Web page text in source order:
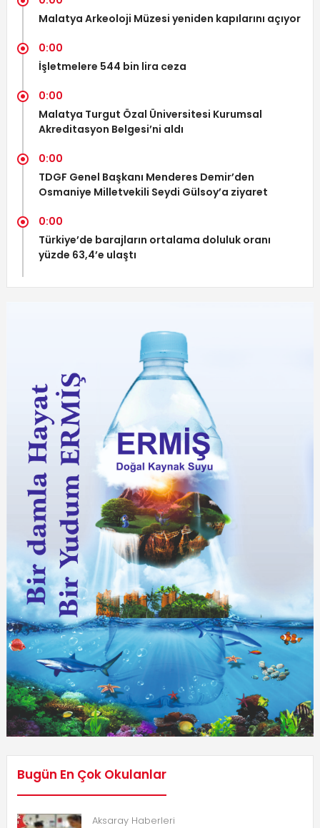
Malatya Arkeoloji Müzesi yeniden kapılarını açıyor
0:00
İşletmelere 544 bin lira ceza
0:00
Malatya Turgut Özal Üniversitesi Kurumsal
Akreditasyon Belgesi’ni aldı
0:00
TDGF Genel Başkanı Menderes Demir’den
Osmaniye Milletvekili Seydi Gülsoy’a ziyaret
0:00
Türkiye’de barajların ortalama doluluk oranı
yüzde 63,4’e ulaştı
Bugün En Çok Okulanlar
Aksaray Haberleri